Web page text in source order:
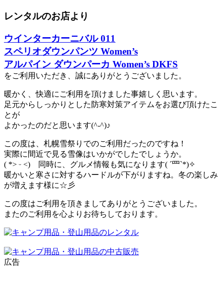
レンタルのお店より
ウインターカーニバル 011
スペリオダウンパンツ Women’s
アルパイン ダウンパーカ Women’s DKFS
をご利用いただき、誠にありがとうございました。
暖かく、快適にご利用を頂けました事嬉しく思います。
足元からしっかりとした防寒対策アイテムをお選び頂けたこ
とが
よかったのだと思います(^-^)♪
この度は、札幌雪祭りでのご利用だったのですね！
実際に間近で見る雪像はいかがでしたでしょうか。
( *˃ ᵕ ˂) 同時に、グルメ情報も気になります( ´罒`*)✧
暖かいと寒さに対するハードルが下がりますね。冬の楽しみ
が増えます様に☆彡
この度はご利用を頂きましてありがとうございました。
またのご利用を心よりお待ちしております。
広告